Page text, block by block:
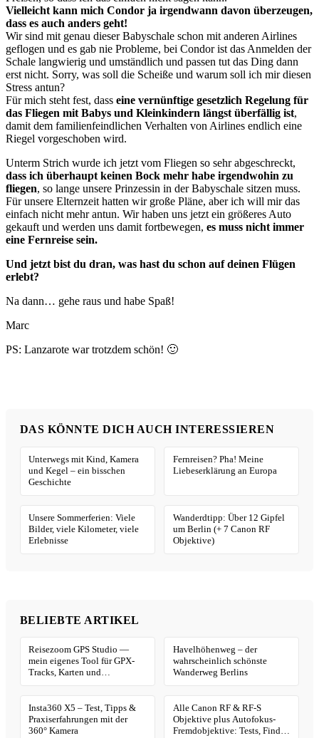
Vielleicht kann mich Condor ja irgendwann davon überzeugen,
dass es auch anders geht!
Wir sind mit genau dieser Babyschale schon mit anderen Airlines
geflogen und es gab nie Probleme, bei Condor ist das Anmelden der
Schale langwierig und umständlich und passen tut das Ding dann
erst nicht. Sorry, was soll die Scheiße und warum soll ich mir diesen
Stress antun?
Für mich steht fest, dass eine vernünftige gesetzlich Regelung für
das Fliegen mit Babys und Kleinkindern längst überfällig ist,
damit dem familienfeindlichen Verhalten von Airlines endlich eine
Riegel vorgeschoben wird.
Unterm Strich wurde ich jetzt vom Fliegen so sehr abgeschreckt,
dass ich überhaupt keinen Bock mehr habe irgendwohin zu
fliegen, so lange unsere Prinzessin in der Babyschale sitzen muss.
Für unsere Elternzeit hatten wir große Pläne, aber ich will mir das
einfach nicht mehr antun. Wir haben uns jetzt ein größeres Auto
gekauft und werden uns damit fortbewegen, es muss nicht immer
eine Fernreise sein.
Und jetzt bist du dran, was hast du schon auf deinen Flügen
erlebt?
Na dann… gehe raus und habe Spaß!
Marc
PS: Lanzarote war trotzdem schön! 🙂
DAS KÖNNTE DICH AUCH INTERESSIEREN
Unterwegs mit Kind, Kamera
und Kegel – ein bisschen
Geschichte
Fernreisen? Pha! Meine
Liebeserklärung an Europa
Unsere Sommerferien: Viele
Bilder, viele Kilometer, viele
Erlebnisse
Wanderdtipp: Über 12 Gipfel
um Berlin (+ 7 Canon RF
Objektive)
BELIEBTE ARTIKEL
Reisezoom GPS Studio —
mein eigenes Tool für GPX-
Tracks, Karten und
Havelhöhenweg – der
wahrscheinlich schönste
Wanderweg Berlins
Insta360 X5 – Test, Tipps &
Praxiserfahrungen mit der
360° Kamera
Alle Canon RF & RF-S
Objektive plus Autofokus-
Fremdobjektive: Tests, Finder